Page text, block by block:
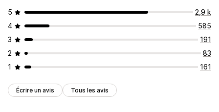
5
2,9 k
4
585
3
191
2
83
1
161
Écrire un avis Tous les avis